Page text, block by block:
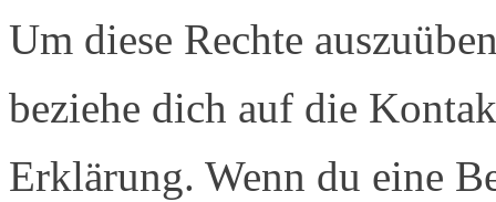
Um diese Rechte
beziehe dich auf die
Erklärung. Wenn du eine